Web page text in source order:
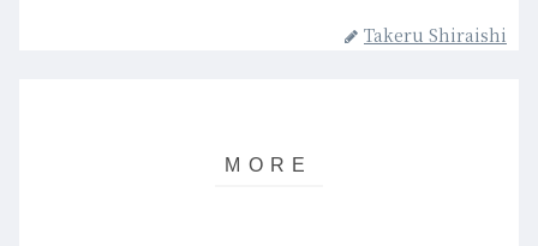
Takeru Shiraishi